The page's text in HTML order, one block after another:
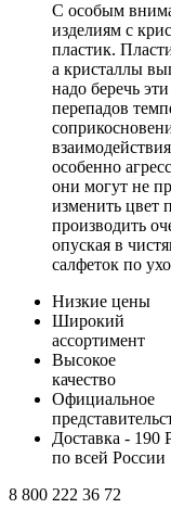
С особым
изделиям с
пластик.
а кристаллы
надо беречь
перепадов
особенно
они могут не
изменить цвет
производить
опуская в
салфеток по
Низкие цены
Широкий
ассортимент
Высокое
качество
Официальное
Доставка - 190
по всей России
8 800 222 36 72